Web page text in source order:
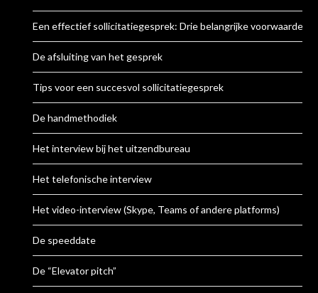
Een effectief sollicitatiegesprek: Drie belangrijke voorwaarden
De afsluiting van het gesprek
Tips voor een succesvol sollicitatiegesprek
De handmethodiek
Het interview bij het uitzendbureau
Het telefonische interview
Het video-interview (Skype, Teams of andere platforms)
De speeddate
De “Elevator pitch”